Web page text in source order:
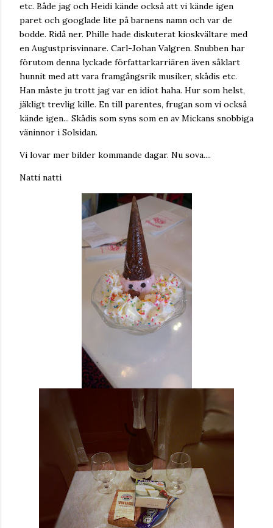
etc. Både jag och Heidi kände också att vi kände igen
paret och googlade lite på barnens namn och var de
bodde. Ridå ner. Phille hade diskuterat kioskvältare med
en Augustprisvinnare. Carl-Johan Valgren. Snubben har
förutom denna lyckade författarkarriären även såklart
hunnit med att vara framgångsrik musiker, skådis etc.
Han måste ju trott jag var en idiot haha. Hur som helst,
jäkligt trevlig kille. En till parentes, frugan som vi också
kände igen... Skådis som syns som en av Mickans snobbiga
väninnor i Solsidan.
Vi lovar mer bilder kommande dagar. Nu sova....
Natti natti